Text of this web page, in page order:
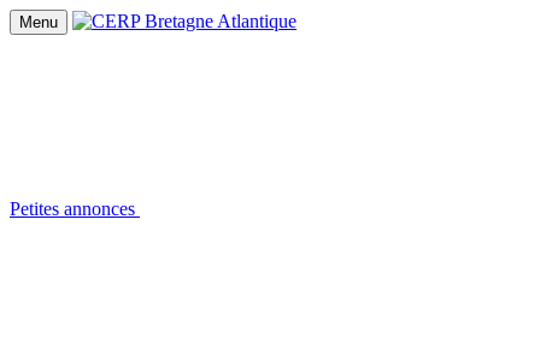
Menu
Petites annonces